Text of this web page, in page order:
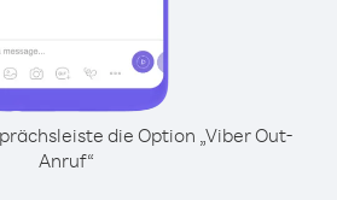
die Option „Viber Out-
Anruf“